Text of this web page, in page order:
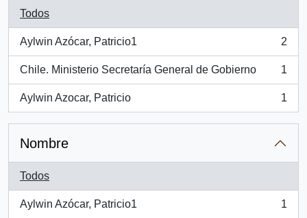
Todos
Aylwin Azócar, Patricio1
, 2 resultados
2
Chile. Ministerio Secretaría General de Gobierno
, 1 resultados
1
Aylwin Azocar, Patricio
, 1 resultados
1
Nombre
Todos
Aylwin Azócar, Patricio1
, 1 resultados
1